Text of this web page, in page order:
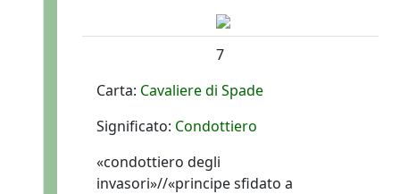
7
Carta: Cavaliere di Spade
Significato: Condottiero
«condottiero degli
invasori»//«principe sfidato a